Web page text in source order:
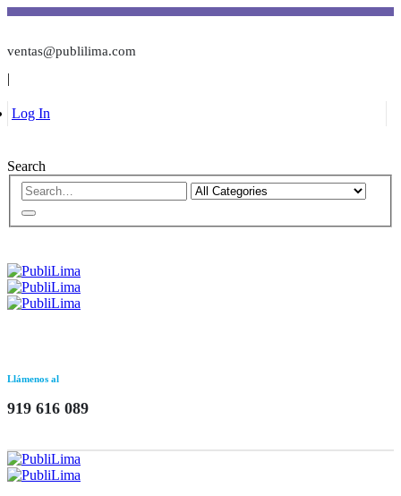
ventas@publilima.com
|
Log In
Search
Llámenos al
919 616 089